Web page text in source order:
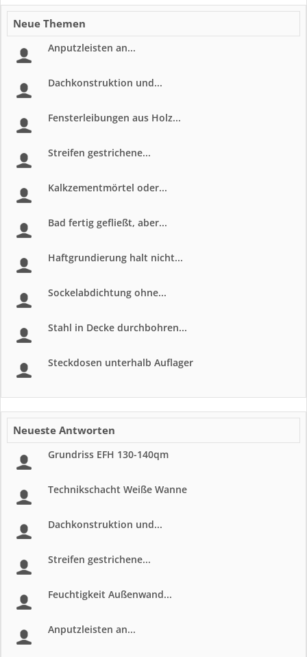
Neue Themen
Anputzleisten an...
Dachkonstruktion und...
Fensterleibungen aus Holz...
Streifen gestrichene...
Kalkzementmörtel oder...
Bad fertig gefließt, aber...
Haftgrundierung halt nicht...
Sockelabdichtung ohne...
Stahl in Decke durchbohren...
Steckdosen unterhalb Auflager
Neueste Antworten
Grundriss EFH 130-140qm
Technikschacht Weiße Wanne
Dachkonstruktion und...
Streifen gestrichene...
Feuchtigkeit Außenwand...
Anputzleisten an...